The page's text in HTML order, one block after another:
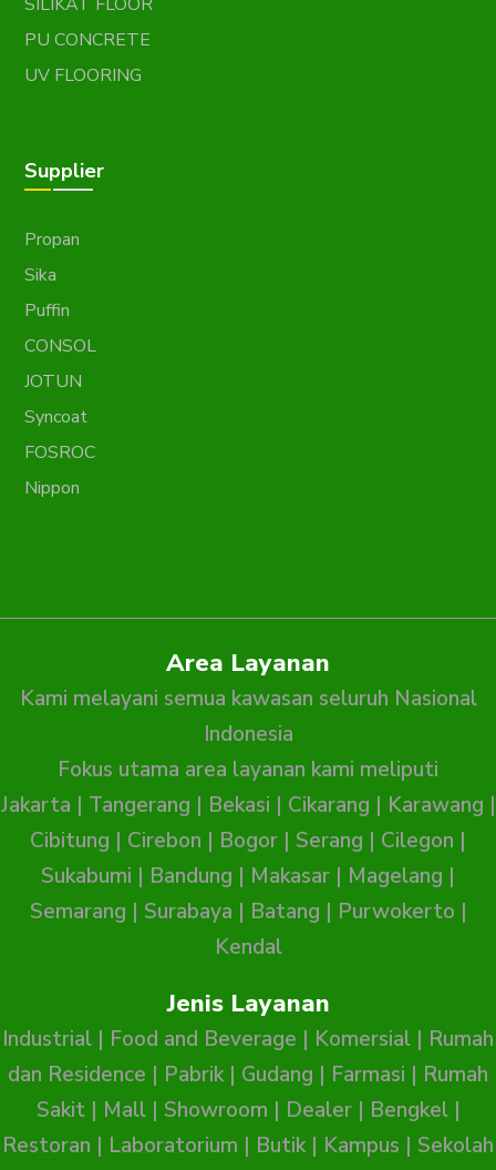
PU CONCRETE
UV FLOORING
Supplier
Propan
Sika
Puffin
CONSOL
JOTUN
Syncoat
FOSROC
Nippon
Area Layanan
Kami melayani semua kawasan seluruh Nasional
Indonesia
Fokus utama area layanan kami meliputi
Jakarta | Tangerang | Bekasi | Cikarang | Karawang |
Cibitung | Cirebon | Bogor | Serang | Cilegon |
Sukabumi | Bandung | Makasar | Magelang |
Semarang | Surabaya | Batang | Purwokerto |
Kendal
Jenis Layanan
Industrial | Food and Beverage | Komersial | Rumah
dan Residence | Pabrik| Gudang | Farmasi | Rumah
Sakit| Mall| Showroom | Dealer| Bengkel|
Restoran | Laboratorium | Butik| Kampus | Sekolah